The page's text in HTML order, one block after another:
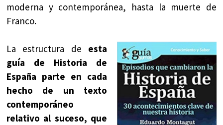
moderna y contemporánea, hasta la muerte de
Franco.
La estructura de esta
guía de Historia de
España parte en cada
hecho de un texto
contemporáneo
relativo al suceso, que